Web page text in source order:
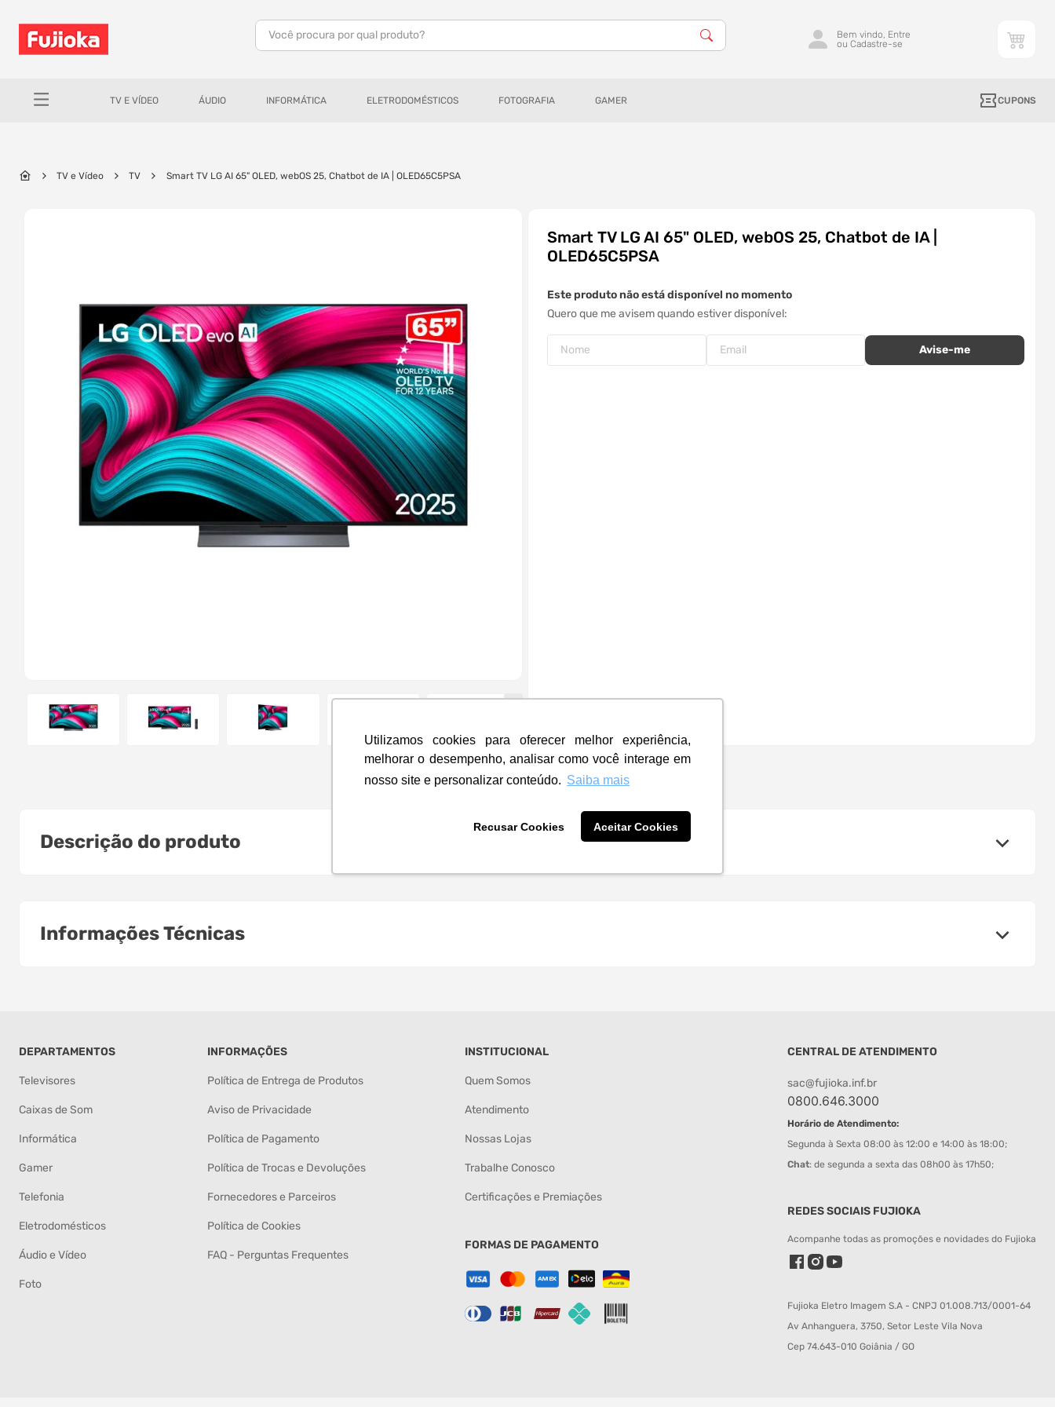
Utilizamos cookies para oferecer melhor experiência,
melhorar o desempenho, analisar como você interage em
nosso site e personalizar conteúdo. Saiba mais
Recusar Cookies Aceitar Cookies
Você procura por qual produto?
Bem vindo, Entre
ou Cadastre-se
TV E VÍDEO ÁUDIO INFORMÁTICA ELETRODOMÉSTICOS FOTOGRAFIA GAMER CUPONS
TV e Vídeo TV Smart TV LG AI 65" OLED, webOS 25, Chatbot de IA | OLED65C5PSA
Smart TV LG AI 65" OLED, webOS 25, Chatbot de IA |
OLED65C5PSA
Este produto não está disponível no momento
Quero que me avisem quando estiver disponível
Descrição do produto
Informações Técnicas
DEPARTAMENTOS
Televisores
Caixas de Som
Informática
Gamer
Telefonia
Eletrodomésticos
Áudio e Vídeo
Foto
INFORMAÇÕES
Política de Entrega de Produtos
Aviso de Privacidade
Política de Pagamento
Política de Trocas e Devoluções
Fornecedores e Parceiros
Política de Cookies
FAQ - Perguntas Frequentes
INSTITUCIONAL
Quem Somos
Atendimento
Nossas Lojas
Trabalhe Conosco
Certificações e Premiações
FORMAS DE PAGAMENTO
CENTRAL DE ATENDIMENTO
sac@fujioka.inf.br
0800.646.3000
Horário de Atendimento:
Segunda à Sexta 08:00 às 12:00 e 14:00 às 18:00;
Chat: de segunda a sexta das 08h00 às 17h50;
REDES SOCIAIS FUJIOKA
Acompanhe todas as promoções e novidades do Fujioka
Fujioka Eletro Imagem S.A - CNPJ 01.008.713/0001-64
Av Anhanguera, 3750, Setor Leste Vila Nova
Cep 74.643-010 Goiânia / GO
4º
ar condicionado
9º
câmera
10º fone ouvido